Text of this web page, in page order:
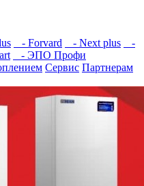
- Forvard - Next plus
-
- ЭПО Профи
Сервис Партнерам